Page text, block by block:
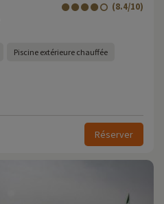
(8.4/10)
Piscine extérieure chauffée
Réserver